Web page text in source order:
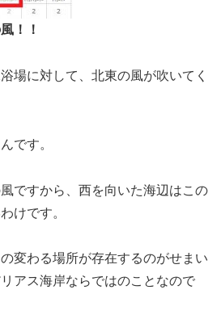
！！
場に対して、北東の風が吹いてく
です。
ですから、西を向いた海辺はこの
けです。
変わる場所が存在するのがせまい
アス海岸ならではのことなので